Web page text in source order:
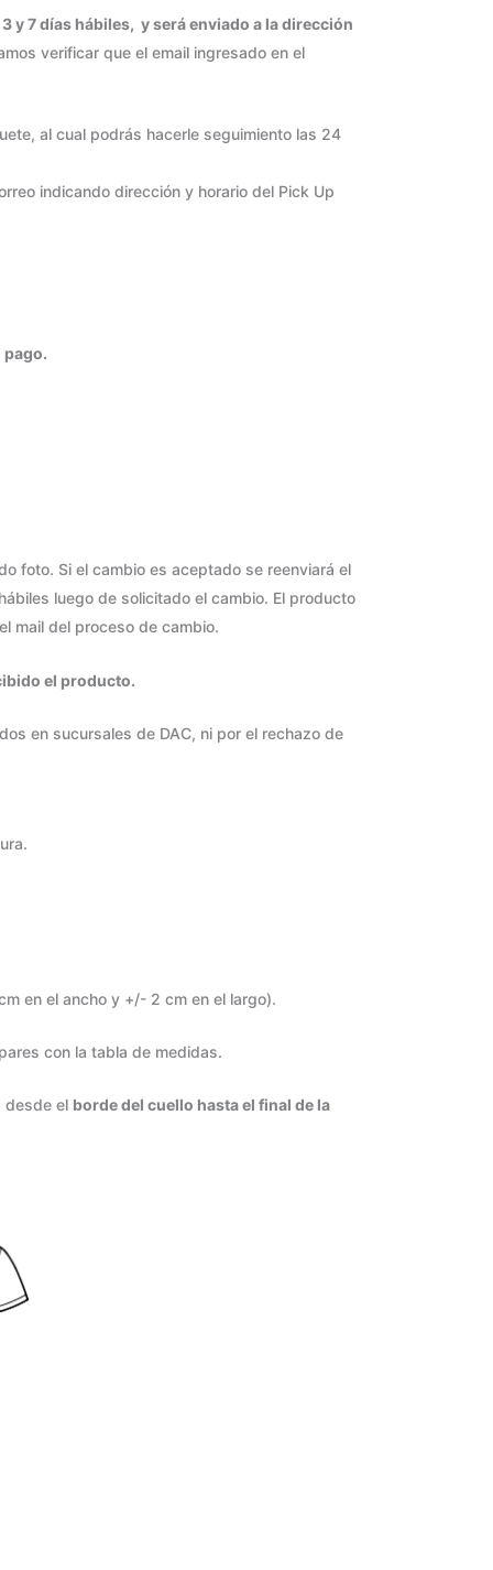
y 7 días hábiles, y será enviado a la dirección
verificar que el email ingresado en el
al cual podrás hacerle seguimiento las 24
indicando dirección y horario del Pick Up
pago.
foto. Si el cambio es aceptado se reenviará el
luego de solicitado el cambio. El producto
mail del proceso de cambio.
el producto.
en sucursales de DAC, ni por el rechazo de
en el ancho y +/- 2 cm en el largo).
con la tabla de medidas.
desde el borde del cuello hasta el final de la